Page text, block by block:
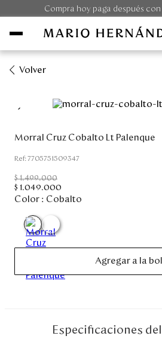
Compra hoy paga después
Unisex
Viaje
Colecciones
Outlet
Disney
Volver
Morral Cruz Cobalto Lt Palenque
:7705751509347
$ 1.499.000
$ 1 .049.000
Color : Cobalto
Agregar a la
Especificaciones